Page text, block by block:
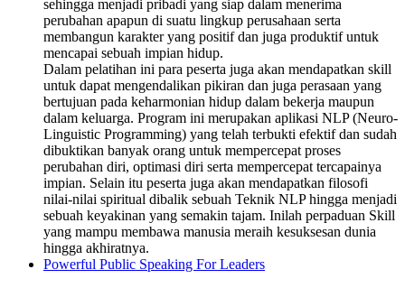
sehingga menjadi pribadi yang siap dalam menerima
perubahan apapun di suatu lingkup perusahaan serta
membangun karakter yang positif dan juga produktif untuk
mencapai sebuah impian hidup.
Dalam pelatihan ini para peserta juga akan mendapatkan skill
untuk dapat mengendalikan pikiran dan juga perasaan yang
bertujuan pada keharmonian hidup dalam bekerja maupun
dalam keluarga. Program ini merupakan aplikasi NLP (Neuro-
Linguistic Programming) yang telah terbukti efektif dan sudah
dibuktikan banyak orang untuk mempercepat proses
perubahan diri, optimasi diri serta mempercepat tercapainya
impian. Selain itu peserta juga akan mendapatkan filosofi
nilai-nilai spiritual dibalik sebuah Teknik NLP hingga menjadi
sebuah keyakinan yang semakin tajam. Inilah perpaduan Skill
yang mampu membawa manusia meraih kesuksesan dunia
hingga akhiratnya.
Powerful Public Speaking For Leaders